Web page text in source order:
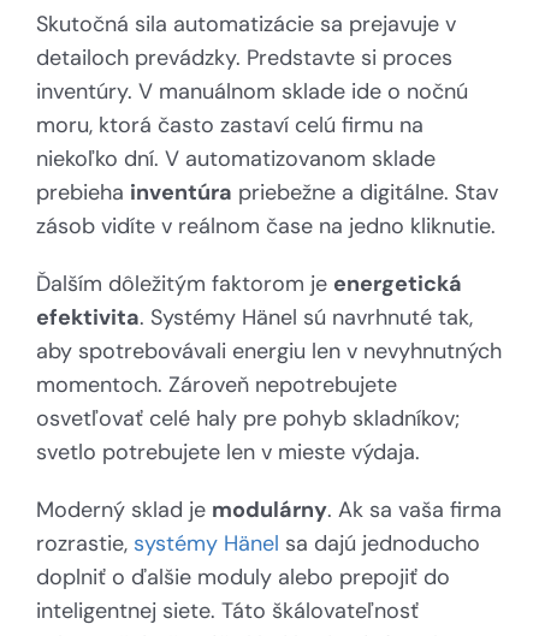
Skutočná sila automatizácie sa prejavuje v
detailoch prevádzky. Predstavte si proces
inventúry. V manuálnom sklade ide o nočnú
moru, ktorá často zastaví celú firmu na
niekoľko dní. V automatizovanom sklade
prebieha inventúra priebežne a digitálne. Stav
zásob vidíte v reálnom čase na jedno kliknutie.
Ďalším dôležitým faktorom je energetická
efektivita. Systémy Hänel sú navrhnuté tak,
aby spotrebovávali energiu len v nevyhnutných
momentoch. Zároveň nepotrebujete
osvetľovať celé haly pre pohyb skladníkov;
svetlo potrebujete len v mieste výdaja.
Moderný sklad je modulárny. Ak sa vaša firma
rozrastie, systémy Hänel sa dajú jednoducho
doplniť o ďalšie moduly alebo prepojiť do
inteligentnej siete. Táto škálovateľnosť